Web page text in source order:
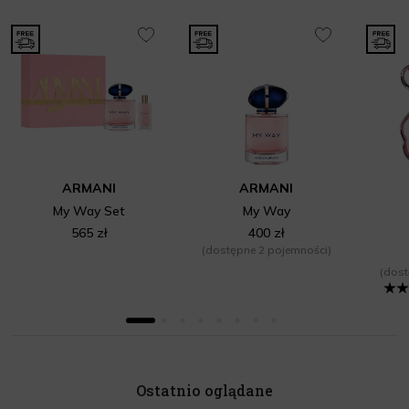
ARMANI
My Way Set
565 zł
ARMANI
My Way
400 zł
(dostępne 2 pojemności)
Ostatnio oglądane